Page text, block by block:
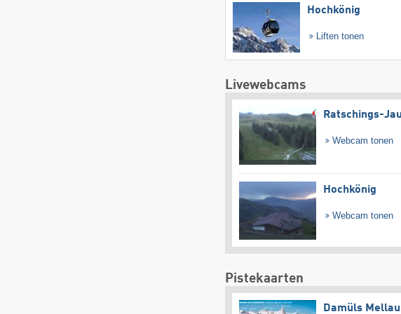
Hochkönig
Liften tonen
Livewebcams
Ratschings-
Webcam tonen
Hochkönig
Webcam tonen
Pistekaarten
Damüls Mellau